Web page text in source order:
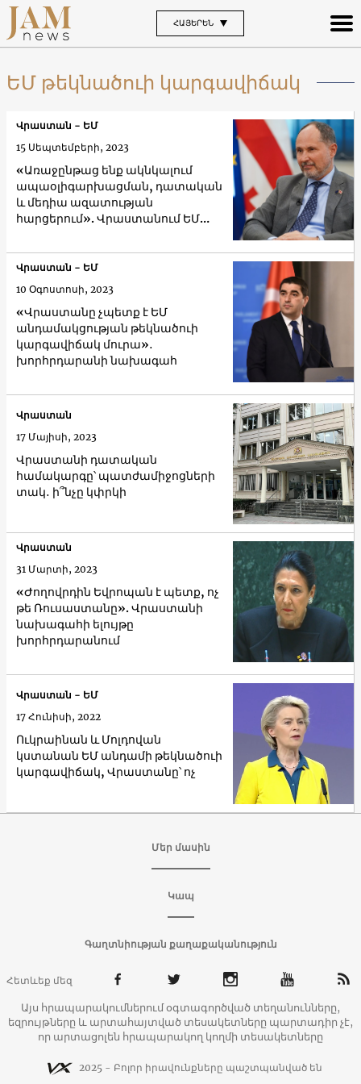
ՀԱՅԵՐԵՆ
ԵՄ թեկնածուի կարգավիճակ
«Առաջընթաց ենք ակնկալում
ապաօլիգարխացման, դատական
և մեդիա ազատության
հարցերում». Վրաստանում ԵՄ
Վրաստան - ԵՄ
15 Սեպտեմբերի, 2023
«Վրաստանը չպետք է ԵՄ
անդամակցության թեկնածուի
կարգավիճակ մուրա»․
խորհրդարանի նախագահ
Վրաստան - ԵՄ
10 Օգոստոսի, 2023
Վրաստանի դատական ​​
համակարգը՝ պատժամիջոցների
տակ․ ի՞նչը կփրկի
Վրաստան
17 Մայիսի, 2023
«Ժողովրդին Եվրոպան է պետք, ոչ
թե Ռուսաստանը». Վրաստանի
նախագահի ելույթը
խորհրդարանում
Վրաստան
31 Մարտի, 2023
Ուկրաինան և Մոլդովան
կստանան ԵՄ անդամի թեկնածուի
կարգավիճակ, Վրաստանը՝ ոչ
Վրաստան - ԵՄ
17 Հունիսի, 2022
Մեր մասին
Կապ
Գաղտնիության քաղաքականություն
Հետևեք մեզ
Այս հրապարակումներում օգտագործված տեղանունները,
եզրույթները և արտահայտված տեսակետները պարտադիր չէ,
որ արտացոլեն հրապարակող կողմի տեսակետները
2025 - Բոլոր իրավունքները պաշտպանված են